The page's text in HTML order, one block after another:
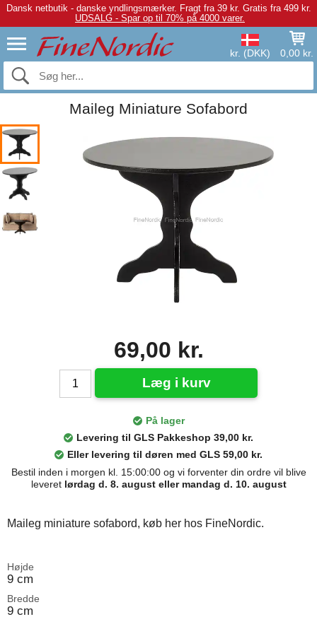
Dansk netbutik - danske yndlingsmærker. Fragt fra 39 kr. Gratis fra 499 kr.
UDSALG - Spar op til 70% på 4000 varer.
kr. (DKK) 0,00 kr.
Maileg Miniature Sofabord
69,00 kr.
Læg i kurv
På lager
Levering til GLS Pakkeshop 39,00 kr.
Eller levering til døren med GLS 59,00 kr.
Bestil inden i morgen kl. 15:00:00 og vi forventer din ordre vil blive
leveret lørdag d. 8. august eller mandag d. 10. august
Maileg miniature sofabord, køb her hos FineNordic.
Højde
9 cm
Bredde
9 cm